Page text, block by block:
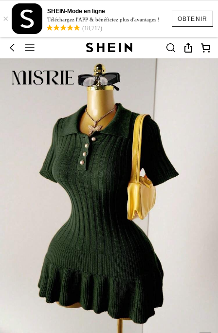
OBTENIR
×
SHEIN-Mode en ligne
Téléchargez l'APP & bénéficiez plus d'avantages !
(18,717)